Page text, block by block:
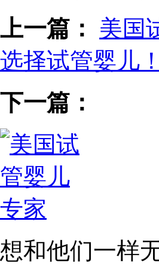
上一篇：
美国
选择试管婴儿！
下一篇：
想和他们一样